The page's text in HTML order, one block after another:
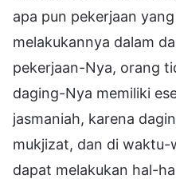
apa pun pekerjaan
melakukannya dalam
pekerjaan-Nya, orang
daging-Nya memiliki
jasmaniah, karena
mukjizat, dan di
dapat melakukan hal-